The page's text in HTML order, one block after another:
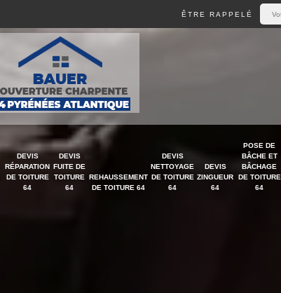
ÊTRE RAPPELÉ
DEVIS
RÉPARATION
DE TOITURE
64
DEVIS
FUITE DE
TOITURE
64
REHAUSSEMENT
DE TOITURE 64
DEVIS
NETTOYAGE
DE TOITURE
64
DEVIS
ZINGUEUR
64
POSE DE
BÂCHE ET
BÂCHAGE
DE TOITURE
64